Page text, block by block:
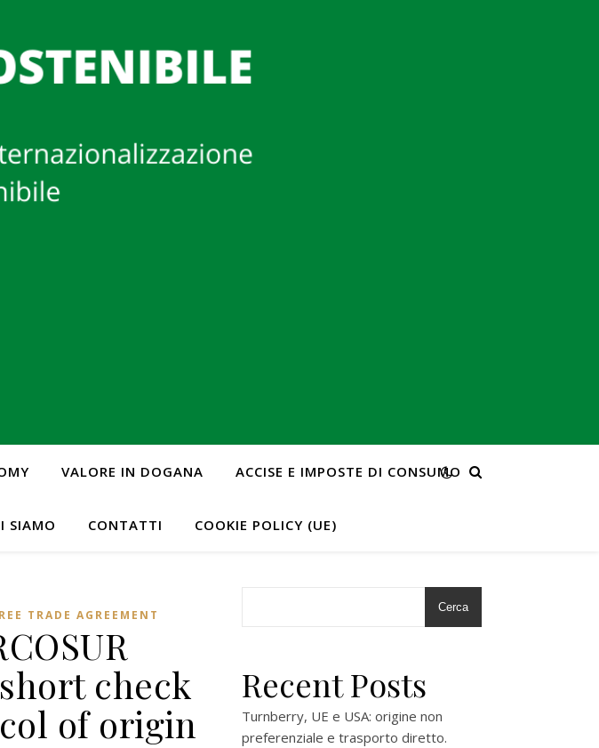
VALORE IN DOGANA ACCISE E IMPOSTE DI CONSUMO
SIAMO CONTATTI COOKIE POLICY (UE)
TRADE AGREEMENT
check
of origin
Cerca
Recent Posts
Turnberry, UE e USA: origine non
preferenziale e trasporto diretto.